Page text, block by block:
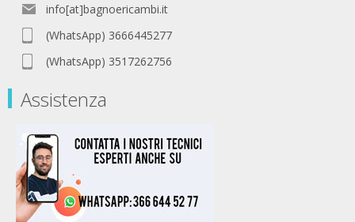
info[at]bagnoericambi.it
(WhatsApp) 3666445277
(WhatsApp) 3517262756
Assistenza